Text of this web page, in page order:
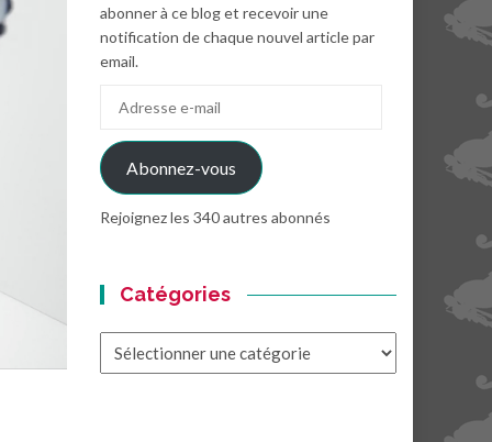
abonner à ce blog et recevoir une
notification de chaque nouvel article par
email.
mail
Abonnez-vous
Rejoignez les 340 autres abonnés
Catégories